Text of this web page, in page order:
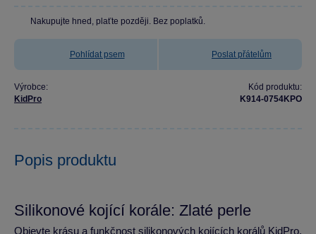
Nakupujte hned, plaťte později. Bez poplatků.
Pohlídat psem Poslat přátelům
Výrobce:
KidPro
Kód produktu:
K914-0754KPO
Popis produktu
Silikonové kojící korále: Zlaté perle
Objevte krásu a funkčnost silikonových kojících korálů KidPro,